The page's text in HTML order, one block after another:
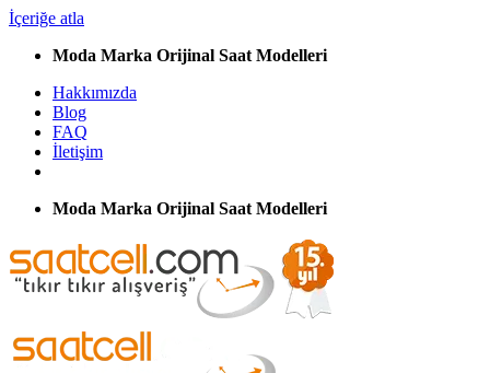
İçeriğe atla
Moda Marka Orijinal Saat Modelleri
Hakkımızda
Blog
FAQ
İletişim
Moda Marka Orijinal Saat Modelleri